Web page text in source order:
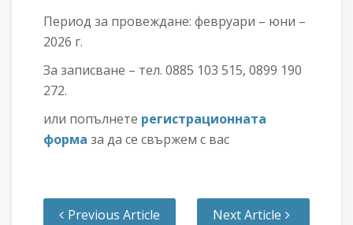
Период за провеждане: февруари – юни –
2026 г.
За записване – тел. 0885 103 515, 0899 190
272.
или попълнете регистрационната
форма за да се свържем с вас
Previous Article Next Article